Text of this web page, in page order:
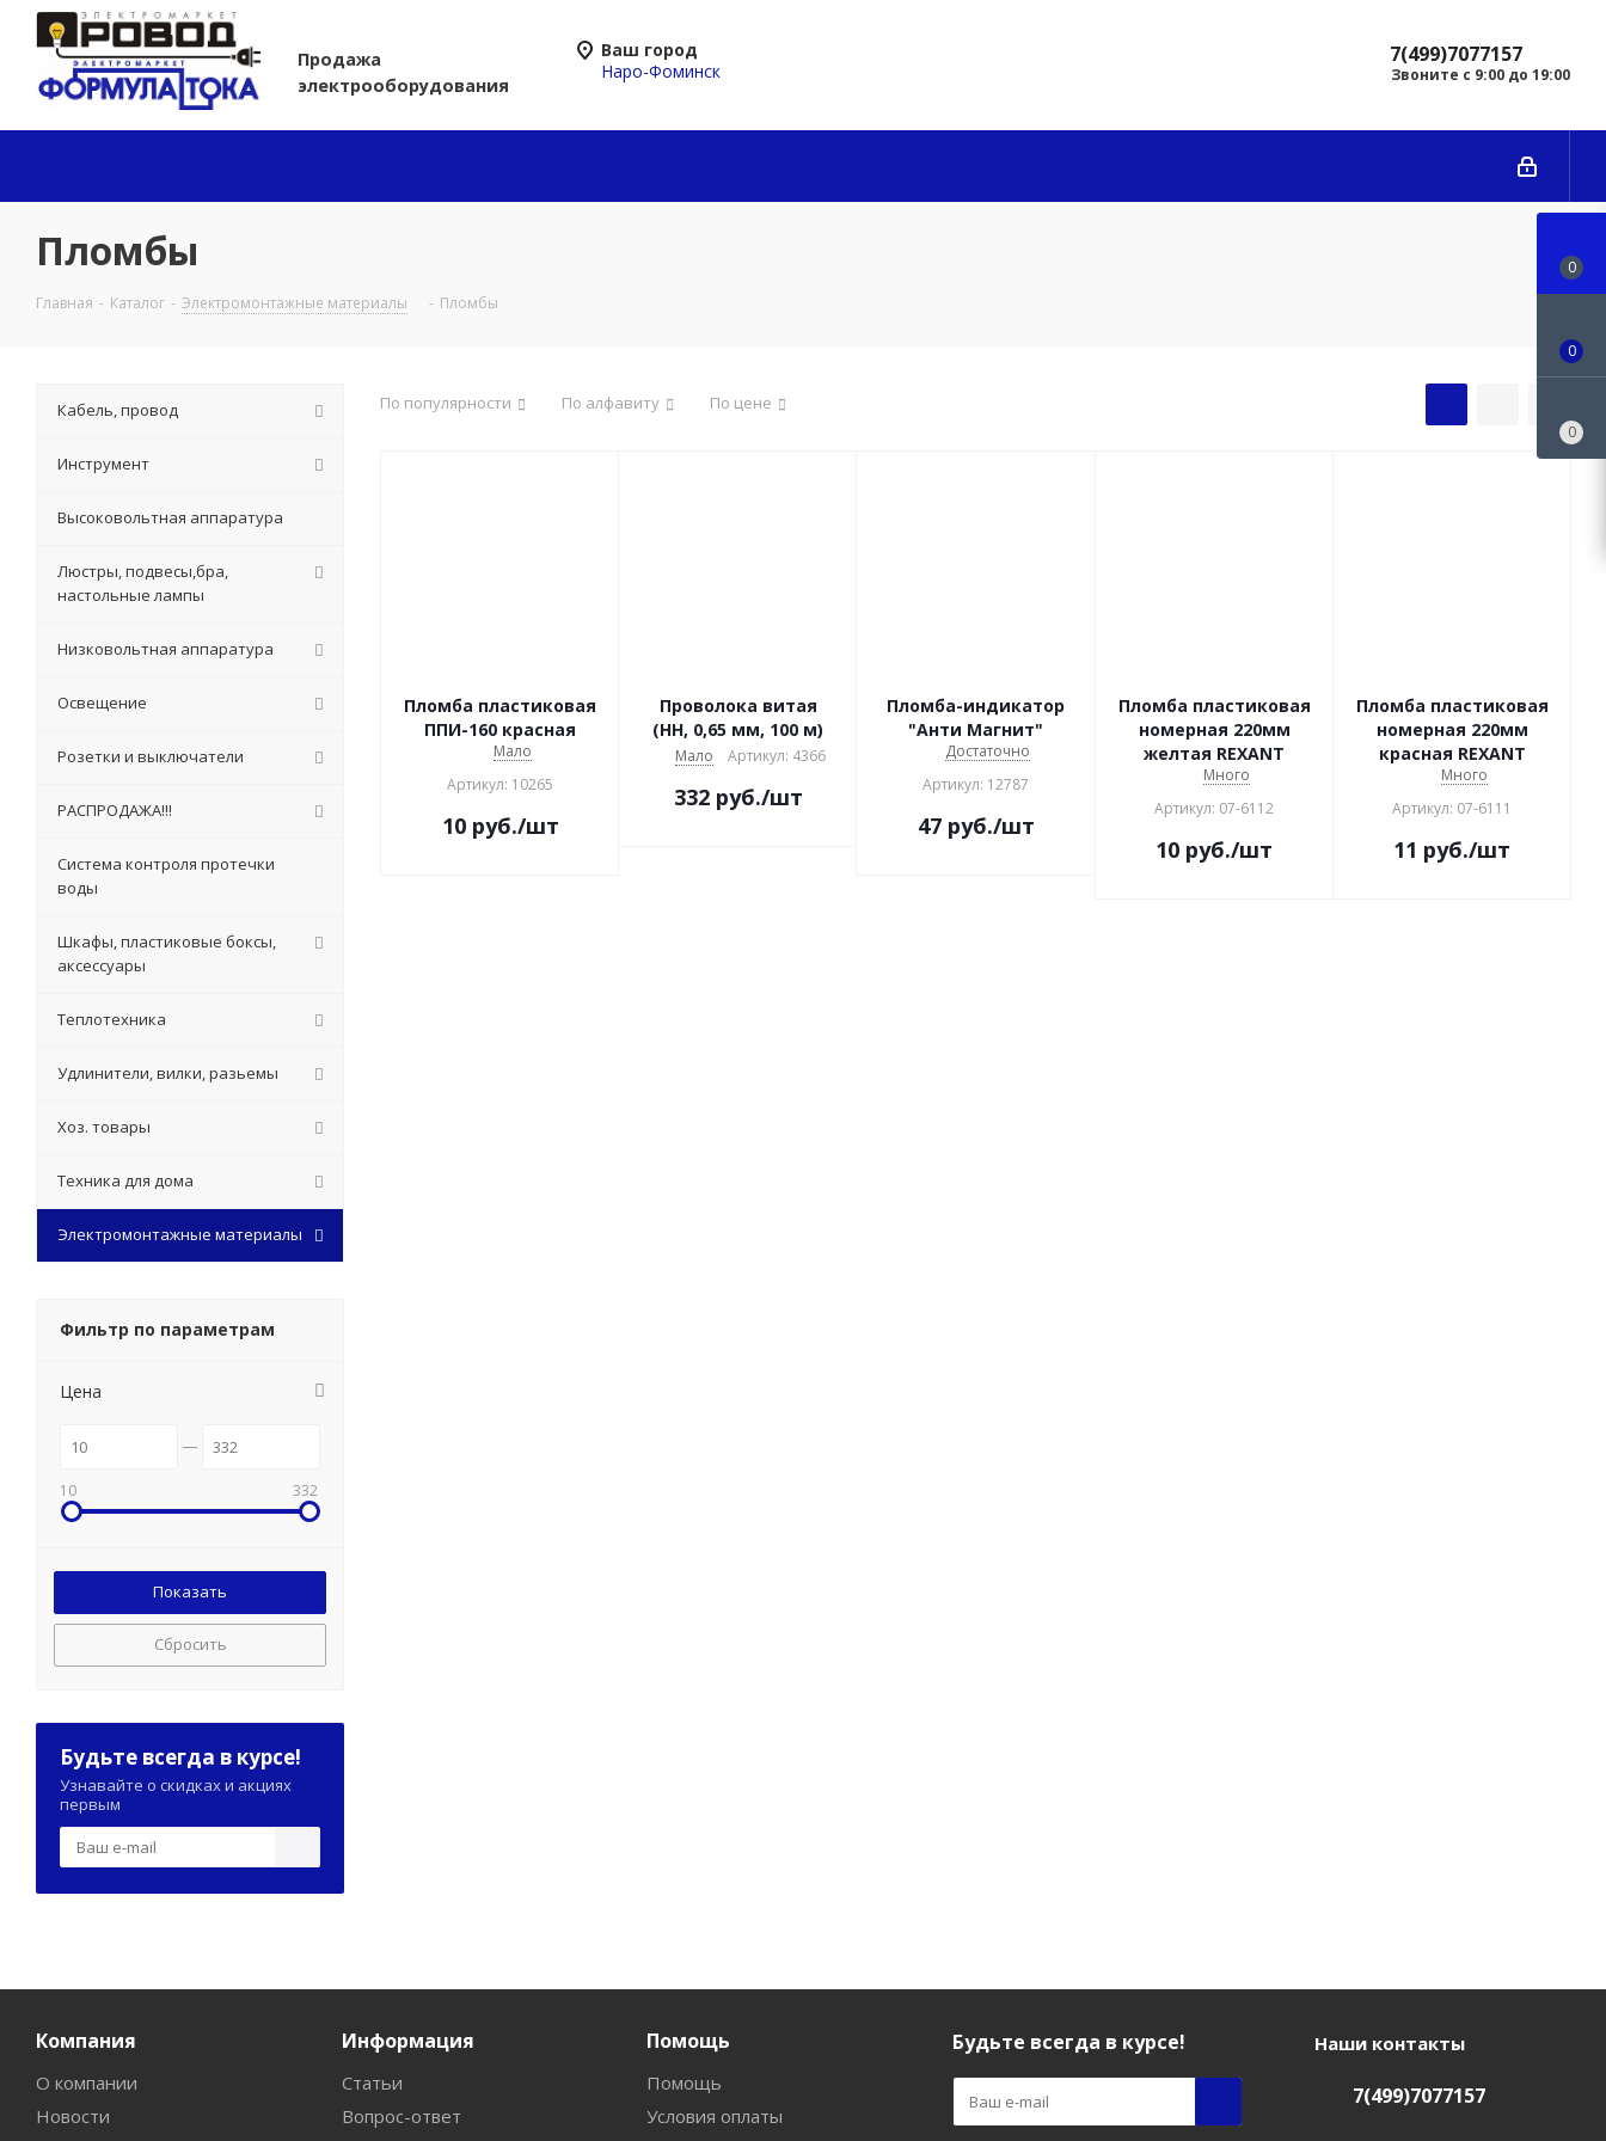
Продажа
электрооборудования
Ваш город
Наро-Фоминск
7(499)7077157
Звоните с 9:00 до 19:00
Пломбы
Главная - Каталог - Электромонтажные материалы - Пломбы
По популярности По алфавиту По цене
Пломба пластиковая
ППИ-160 красная
Мало
Артикул: 10265
10руб./шт
Проволока витая
(HH, 0,65 мм, 100 м)
Мало Артикул: 4366
332руб./шт
Пломба-индикатор
"Анти Магнит"
Достаточно
Артикул: 12787
47руб./шт
Пломба пластиковая
номерная 220мм
желтая REXANT
Много
Артикул: 07-6112
10 руб./шт
Пломба пластиковая
номерная 220мм
красная REXANT
Много
Артикул: 07-6111
11 руб./шт
Кабель, провод
Инструмент
Высоковольтная аппаратура
Люстры, подвесы,бра,
настольные лампы
Низковольтная аппаратура
Освещение
Розетки и выключатели
РАСПРОДАЖА!!!
Система контроля протечки
воды
Шкафы, пластиковые боксы,
аксессуары
Теплотехника
Удлинители, вилки, разьемы
Хоз. товары
Техника для дома
Электромонтажные материалы
Фильтр по параметрам
Цена
10 332
Сбросить
Будьте всегда в курсе!
Узнавайте о скидках и акциях
первым
Компания
О компании
Новости
Информация
Статьи
Вопрос-ответ
Помощь
Помощь
Условия оплаты
Будьте всегда в курсе! Наши контакты
7(499)7077157
0
0
0